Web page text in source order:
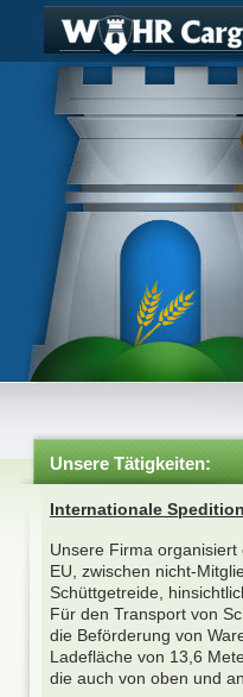
Unsere Tätigkeiten:
Internationale Spedition
Unsere Firma
EU, zwischen nicht-
Schüttgetreide,
Für den Transport von
die Beförderung von
Ladefläche von 13,6
die auch von oben und